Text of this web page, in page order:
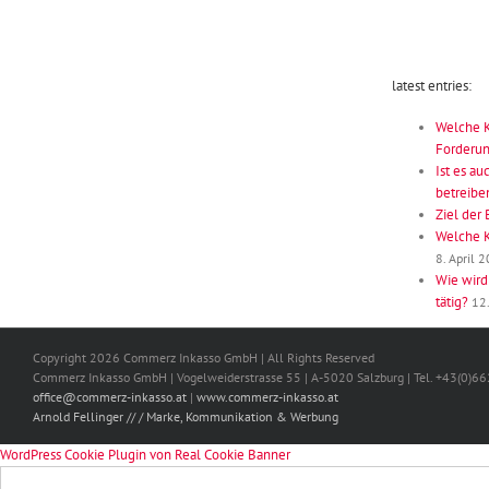
latest entries:
Welche
Ist es
Ziel der
Welche
8. April
Wie wird
tätig?
Copyright 2026 Commerz Inkasso GmbH | All Rights Reserved
Commerz Inkasso GmbH | Vogelweiderstrasse 55 | A-5020 Salzburg | Tel.
office@commerz-inkasso.at | www.commerz-inkasso.at
Arnold Fellinger // / Marke, Kommunikation & Werbung
WordPress Cookie Plugin von Real Cookie Banner